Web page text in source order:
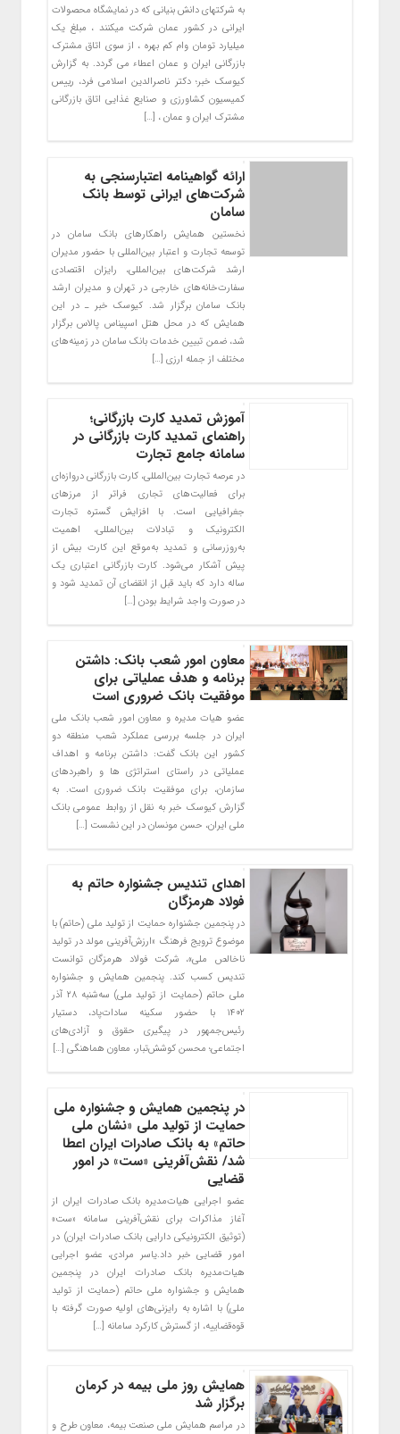
به شرکتهای دانش بنیانی که در نمایشگاه محصولات
ایرانی در کشور عمان شرکت میکنند ، مبلغ یک
میلیارد تومان وام کم بهره ، از سوی اتاق مشترک
بازرگانی ایران و عمان اعطاء می گردد. به گزارش
کیوسک خبر؛ دکتر ناصرالدین اسلامی فرد، رییس
کمیسیون کشاورزی و صنایع غذایی اتاق بازرگانی
مشترک ایران و عمان ، […]
ارائه گواهینامه اعتبارسنجی به
شرکت‌های ایرانی توسط بانک
سامان
نخستین همایش راهکارهای بانک سامان در
توسعه تجارت و اعتبار بین‌‎المللی با حضور مدیران
ارشد شرکت‌های بین‌المللی، رایزان اقتصادی
سفارت‌خانه‌های خارجی در تهران و مدیران ارشد
بانک سامان برگزار شد. کیوسک خبر ـ در این
همایش که در محل هتل اسپیناس پالاس برگزار
شد، ضمن تبیین خدمات بانک سامان در زمینه‌های
مختلف از جمله ارزی […]
آموزش تمدید کارت بازرگانی؛
راهنمای تمدید کارت بازرگانی در
سامانه جامع تجارت
در عرصه تجارت بین‌المللی، کارت بازرگانی دروازه‌ای
برای فعالیت‌های تجاری فراتر از مرزهای
جغرافیایی است. با افزایش گستره تجارت
الکترونیک و تبادلات بین‌المللی، اهمیت
به‌روزرسانی و تمدید به‌موقع این کارت بیش از
پیش آشکار می‌شود. کارت بازرگانی اعتباری یک
ساله دارد که باید قبل از انقضای آن تمدید شود و
در صورت واجد شرایط بودن […]
معاون امور شعب بانک: داشتن
برنامه و هدف عملیاتی برای
موفقیت بانک ضروری است
عضو هیات مدیره و معاون امور شعب بانک ملی
ایران در جلسه بررسی عملکرد شعب منطقه دو
کشور این بانک گفت: داشتن برنامه و اهداف
عملیاتی در راستای استراتژی ها و راهبردهای
سازمان، برای موفقیت بانک ضروری است. به
گزارش کیوسک خبر به نقل از روابط عمومی بانک
ملی ایران، حسن مونسان در این نشست […]
اهدای تندیس جشنواره حاتم به
فولاد هرمزگان
در پنجمین جشنواره حمایت از تولید ملی (حاتم) با
موضوع ترویج فرهنگ «ارزش‌آفرینی مولد در تولید
ناخالص ملی»، شرکت فولاد هرمزگان توانست
تندیس کسب کند. پنجمین همایش و جشنواره
ملی حاتم (حمایت از تولید ملی) سه‌شنبه ۲۸ آذر
۱۴۰۲ با حضور سکینه سادات‌پاد، دستیار
رئیس‌جمهور در پیگیری حقوق و آزادی‌های
اجتماعی؛ محسن کوشش‌تبار، معاون هماهنگی […]
​در پنجمین همایش و جشنواره ملی
حمایت از تولید ملی «نشان ملی
حاتم» به بانک صادرات ایران اعطا
شد/ نقش‌آفرینی «ست» در امور
قضایی
عضو اجرایی هیات‌مدیره بانک صادرات ایران از
آغاز مذاکرات برای نقش‌آفرینی سامانه «ست»
(توثیق الکترونیکی دارایی بانک صادرات ایران) در
امور قضایی خبر داد.یاسر مرادی، عضو اجرایی
هیات‌مدیره بانک صادرات ایران در پنجمین
همایش و جشنواره ملی حاتم (حمایت از تولید
ملی) با اشاره به رایزنی‌های اولیه صورت گرفته با
قوه‌قضاییه، از گسترش کارکرد سامانه […]
همایش روز ملی بیمه در کرمان
برگزار شد
در مراسم همایش ملی صنعت بیمه، معاون طرح و‌